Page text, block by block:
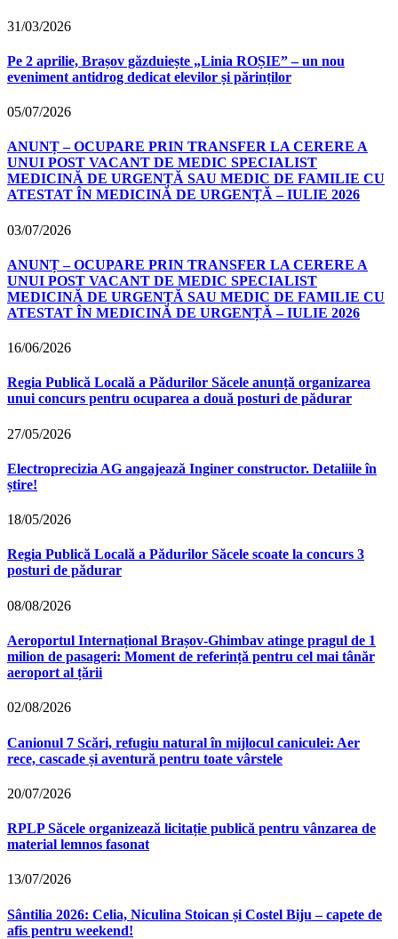
31/03/2026
Pe 2 aprilie, Brașov găzduiește „Linia ROȘIE” – un nou
eveniment antidrog dedicat elevilor și părinților
05/07/2026
ANUNȚ – OCUPARE PRIN TRANSFER LA CERERE A
UNUI POST VACANT DE MEDIC SPECIALIST
MEDICINĂ DE URGENȚĂ SAU MEDIC DE FAMILIE CU
ATESTAT ÎN MEDICINĂ DE URGENȚĂ – IULIE 2026
03/07/2026
ANUNȚ – OCUPARE PRIN TRANSFER LA CERERE A
UNUI POST VACANT DE MEDIC SPECIALIST
MEDICINĂ DE URGENȚĂ SAU MEDIC DE FAMILIE CU
ATESTAT ÎN MEDICINĂ DE URGENȚĂ – IULIE 2026
16/06/2026
Regia Publică Locală a Pădurilor Săcele anunță organizarea
unui concurs pentru ocuparea a două posturi de pădurar
27/05/2026
Electroprecizia AG angajează Inginer constructor. Detaliile în
știre!
18/05/2026
Regia Publică Locală a Pădurilor Săcele scoate la concurs 3
posturi de pădurar
08/08/2026
Aeroportul Internațional Brașov‑Ghimbav atinge pragul de 1
milion de pasageri: Moment de referință pentru cel mai tânăr
aeroport al țării
02/08/2026
Canionul 7 Scări, refugiu natural în mijlocul caniculei: Aer
rece, cascade și aventură pentru toate vârstele
20/07/2026
RPLP Săcele organizează licitație publică pentru vânzarea de
material lemnos fasonat
13/07/2026
Sântilia 2026: Celia, Niculina Stoican și Costel Biju – capete de
afis pentru weekend!